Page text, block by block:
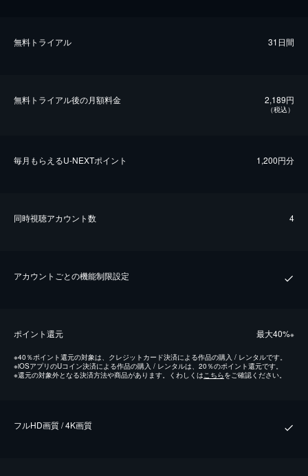
無料トライアル 31日間
無料トライアル後の⽉額料金 2,189円
（税込）
毎⽉もらえるU-NEXTポイント 1,200円分
同時視聴アカウント数 4
アカウントごとの機能制限設定
ポイント還元 最⼤40%※
※40％ポイント還元の対象は、クレジットカード決済による作品の購入 / レンタルです。
※iOSアプリのUコイン決済による作品の購入 / レンタルは、20％のポイント還元です。
※還元の対象外となる決済方法や商品があります。くわしくはこちらをご確認ください。
フルHD画質 / 4K画質